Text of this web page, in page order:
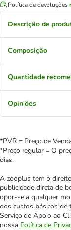
Política de devoluções
Descrição de
Composição
Quantidade
Opiniões
*PVR = Preço de
*Preço regular = O
dias.
A zooplus tem o
publicidade direta de
opor-se a qualquer
dos custos básicos de
Serviço de Apoio ao
nossa Política de